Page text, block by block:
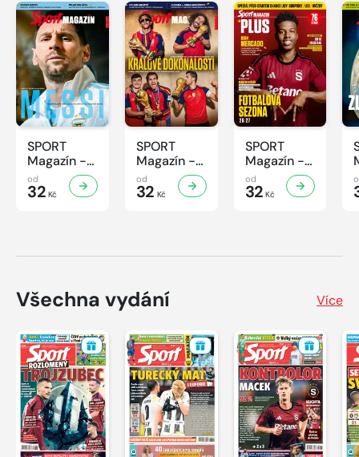
SPORT
Magazín -
32/2026
od
32 Kč
SPORT
Magazín -
31/2026
od
32 Kč
SPORT
Magazín -
30/2026
od
32 Kč
Všechna vydání Více